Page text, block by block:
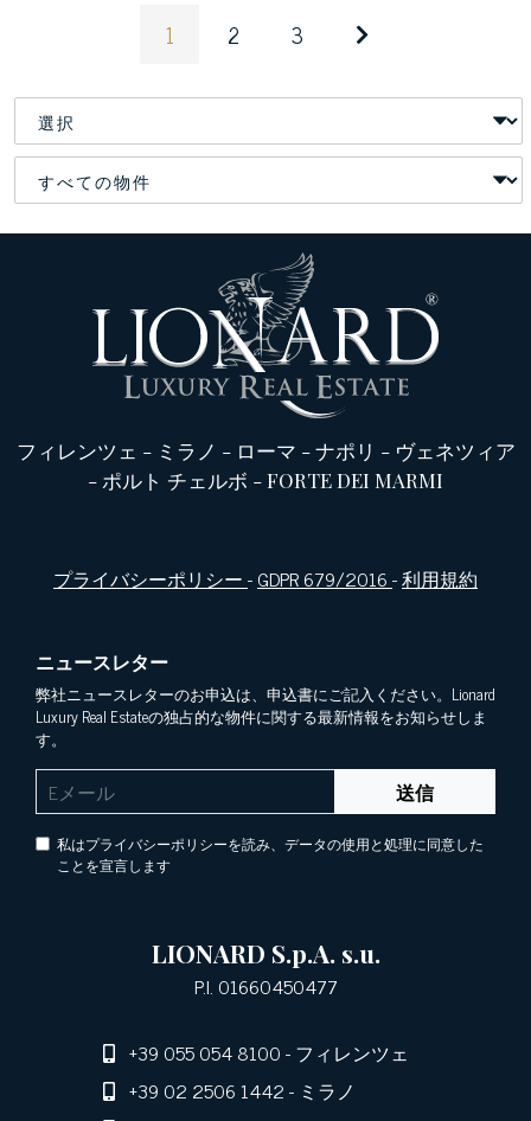
1 2 3
フィレンツェ - ミラノ - ローマ -ナポリ - ヴェネツィア
- ポルト チェルボ -FORTE DEI MARMI
プライバシーポリシー-GDPR 679/2016-利用規約
ニュースレター
弊社ニュースレターのお申込は、申込書にご記入ください。Lionard
Luxury Real Estateの独占的な物件に関する最新情報をお知らせしま
す。
送信
私はプライバシーポリシーを読み、データの使用と処理に同意した
ことを宣言します
LIONARD S.p.A. s.u.
P.I. 01660450477
+39 055 054 8100- フィレンツェ
+39 02 2506 1442- ミラノ